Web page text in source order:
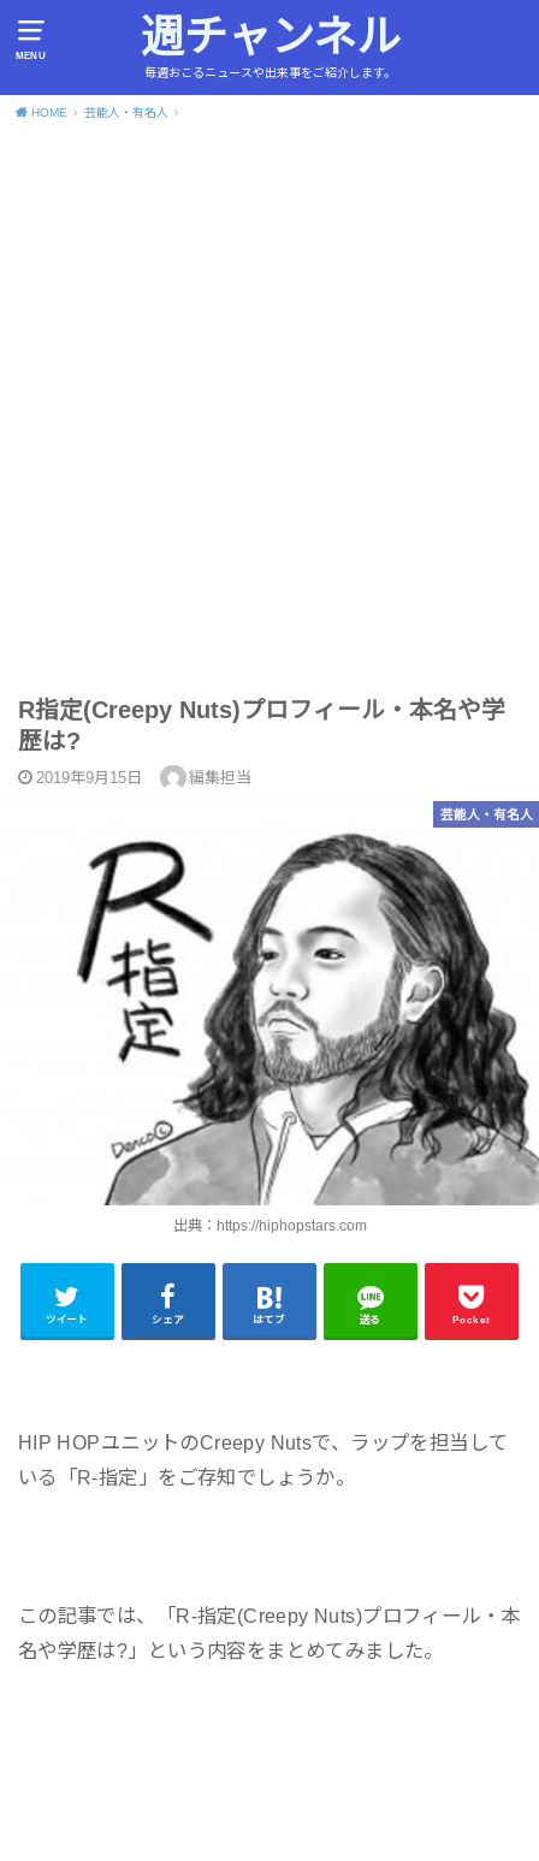
MENU 週チャンネル
毎週おこるニュースや出来事をご紹介します。
HOME 芸能人・有名人
R指定(Creepy Nuts)プロフィール・本名や学
歴は?
2019年9月15日 編集担当
出典：https://hiphopstars.com
芸能人・有名人
ツイート シェア はてブ 送る Pocket
HIP HOPユニットのCreepy Nutsで、ラップを担当して
いる「R-指定」をご存知でしょうか。
この記事では、「R-指定(Creepy Nuts)プロフィール・本
名や学歴は?」という内容をまとめてみました。